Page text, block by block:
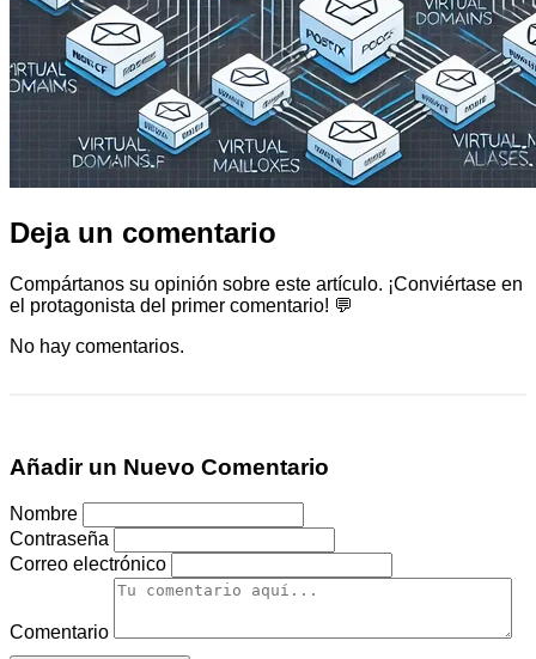
Deja un comentario
Compártanos su opinión sobre este artículo. ¡Conviértase en
el protagonista del primer comentario! 💬
No hay comentarios.
Añadir un Nuevo Comentario
Nombre
Contraseña
Correo electrónico
Comentario